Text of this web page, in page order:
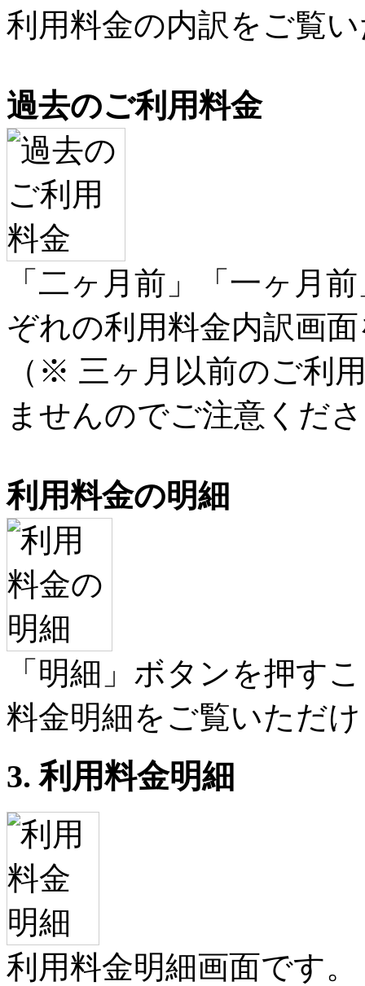
利用料金の内訳をご覧
過去のご利用料金
「二ヶ月前」「一ヶ月
ぞれの利用料金内訳画
（※ 三ヶ月以前のご利
ませんのでご注意くだ
利用料金の明細
「明細」ボタンを押す
料金明細をご覧いただ
3. 利用料金明細
利用料金明細画面です。